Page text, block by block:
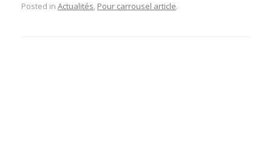
Posted in Actualités, Pour carrousel article.